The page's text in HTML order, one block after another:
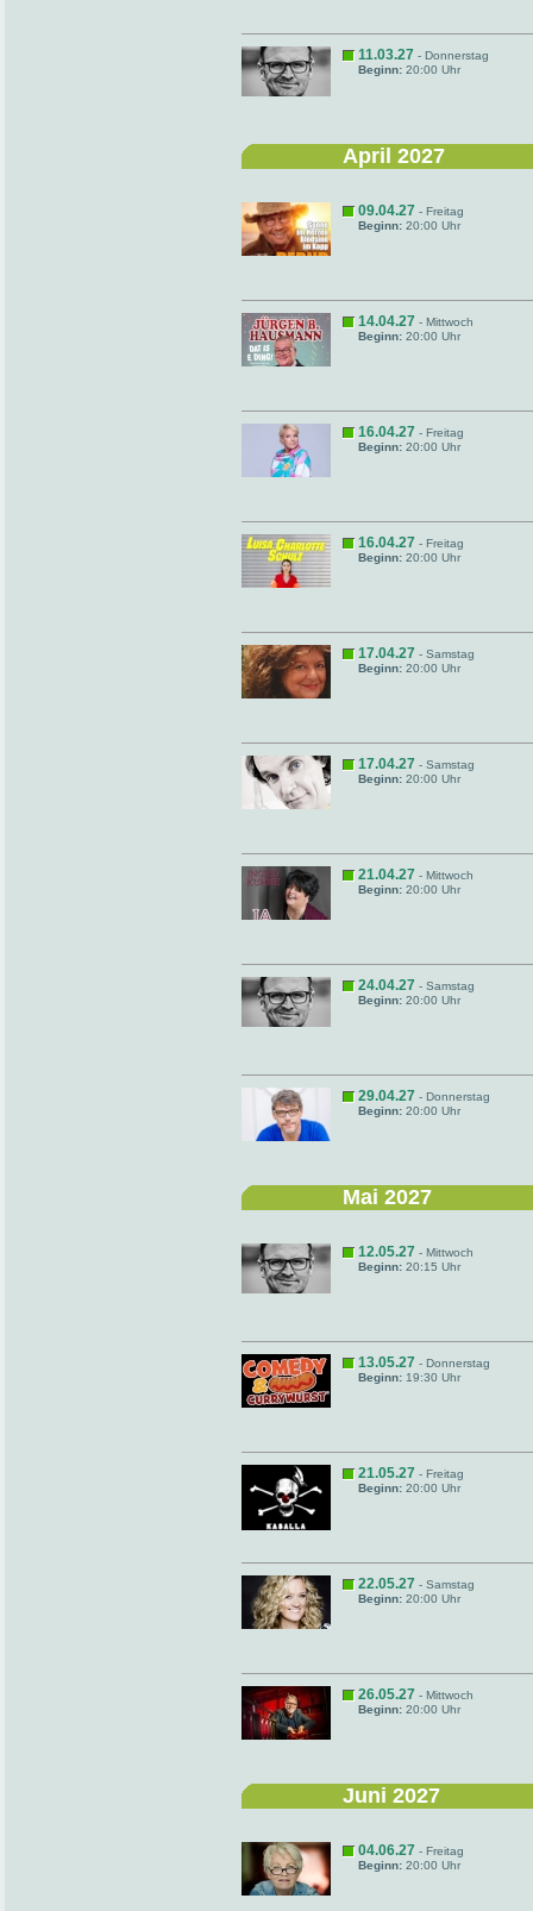
11.03.27 - Donnerstag
Beginn: 20:00 Uhr
April 2027
09.04.27 - Freitag
Beginn: 20:00 Uhr
14.04.27 - Mittwoch
Beginn: 20:00 Uhr
16.04.27 - Freitag
Beginn: 20:00 Uhr
16.04.27 - Freitag
Beginn: 20:00 Uhr
17.04.27 - Samstag
Beginn: 20:00 Uhr
17.04.27 - Samstag
Beginn: 20:00 Uhr
21.04.27 - Mittwoch
Beginn: 20:00 Uhr
24.04.27 - Samstag
Beginn: 20:00 Uhr
29.04.27 - Donnerstag
Beginn: 20:00 Uhr
Mai 2027
12.05.27 - Mittwoch
Beginn: 20:15 Uhr
13.05.27 - Donnerstag
Beginn: 19:30 Uhr
21.05.27 - Freitag
Beginn: 20:00 Uhr
22.05.27 - Samstag
Beginn: 20:00 Uhr
26.05.27 - Mittwoch
Beginn: 20:00 Uhr
Juni 2027
04.06.27 - Freitag
Beginn: 20:00 Uhr